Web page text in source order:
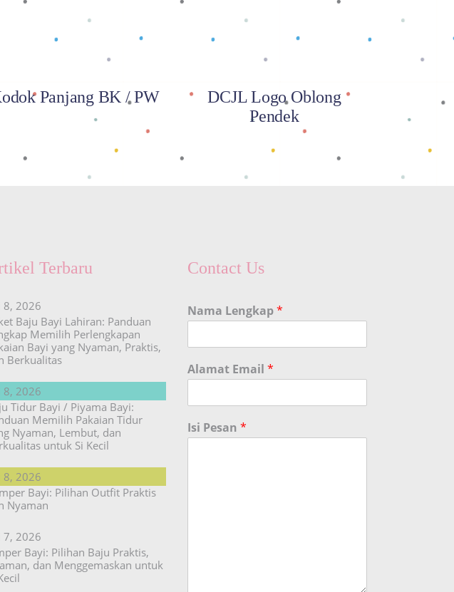
Panjang BK / PW
DCJL Logo Oblong
Pendek
Terbaru
8, 2026
Baju Bayi Lahiran: Panduan
Memilih Perlengkapan
Bayi yang Nyaman, Praktis,
Berkualitas
8, 2026
Tidur Bayi / Piyama Bayi:
Memilih Pakaian Tidur
Nyaman, Lembut, dan
untuk Si Kecil
8, 2026
Bayi: Pilihan Outfit Praktis
Nyaman
7, 2026
Bayi: Pilihan Baju Praktis,
dan Menggemaskan untuk
Contact Us
Nama Lengkap*
Alamat Email *
Isi Pesan *